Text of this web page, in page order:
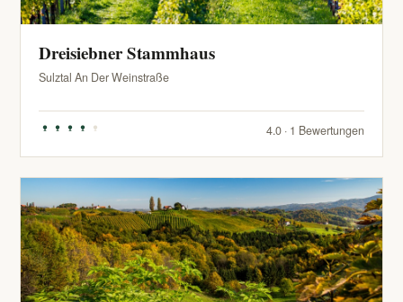
Dreisiebner Stammhaus
Sulztal An Der Weinstraße
4.0 · 1 Bewertungen